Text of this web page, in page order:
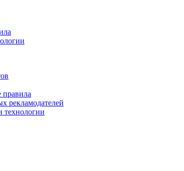
правила
рекламодателей
технологии